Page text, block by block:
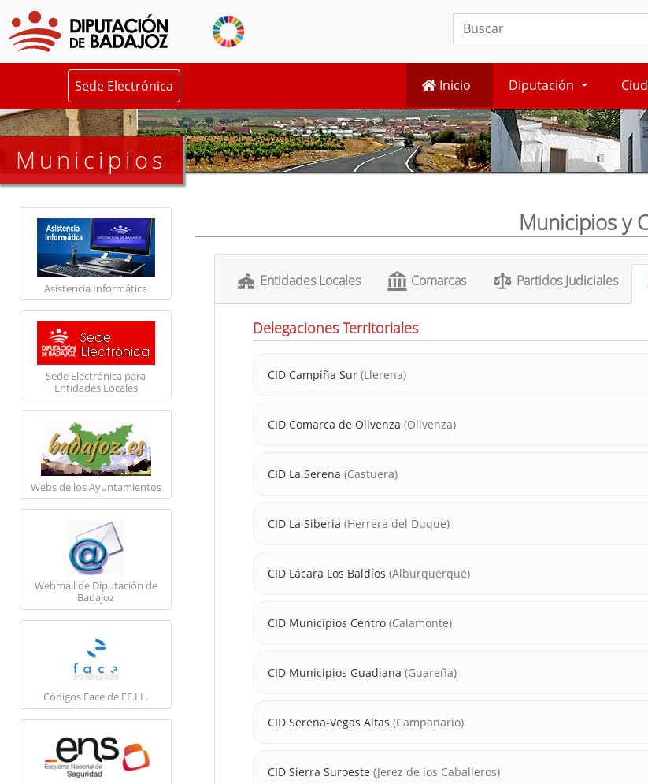
Sede Electrónica Inicio Diputación
Municipios
Asistencia Informática
Sede Electrónica para
Entidades Locales
Webs de los Ayuntamientos
Webmail de Diputación de
Badajoz
Códigos Face de EE.LL.
Municipios y
Entidades Locales Comarcas Partidos Judiciales
Delegaciones Territoriales
CID Campiña Sur(Llerena)
CID Comarca de Olivenza (Olivenza)
CID La Serena (Castuera)
CID La Siberia (Herrera del Duque)
CID Lácara Los Baldíos (Alburquerque)
CID Municipios Centro(Calamonte)
CID Municipios Guadiana (Guareña)
CID Serena-Vegas Altas (Campanario)
CID Sierra Suroeste (Jerez de los Caballeros)